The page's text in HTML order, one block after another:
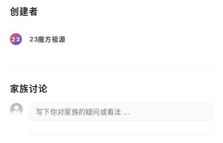
创建者
23 23魔方祖源
家族讨论
写下你对家族的疑问或看法 ...